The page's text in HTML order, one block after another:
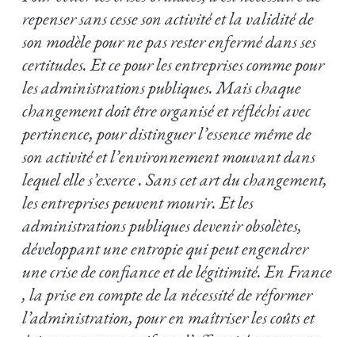
repenser sans cesse son activité et la validité de
son modèle pour ne pas rester enfermé dans ses
certitudes. Et ce pour les entreprises comme pour
les administrations publiques. Mais chaque
changement doit être organisé et réfléchi avec
pertinence, pour distinguer l’essence même de
son activité et l’environnement mouvant dans
lequel elle s’exerce . Sans cet art du changement,
les entreprises peuvent mourir. Et les
administrations publiques devenir obsolètes,
développant une entropie qui peut engendrer
une crise de confiance et de légitimité. En France
, la prise en compte de la nécessité de réformer
l’administration, pour en maîtriser les coûts et